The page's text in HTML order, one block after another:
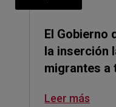
El Gobierno
la inserción
migrantes a
Leer más